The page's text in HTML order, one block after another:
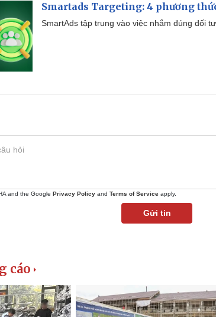
Smartads Targeting: 4 phương
SmartAds tập trung vào việc nhắm đúng đối
and the Google Privacy Policy and Terms of Service apply.
Gửi tin